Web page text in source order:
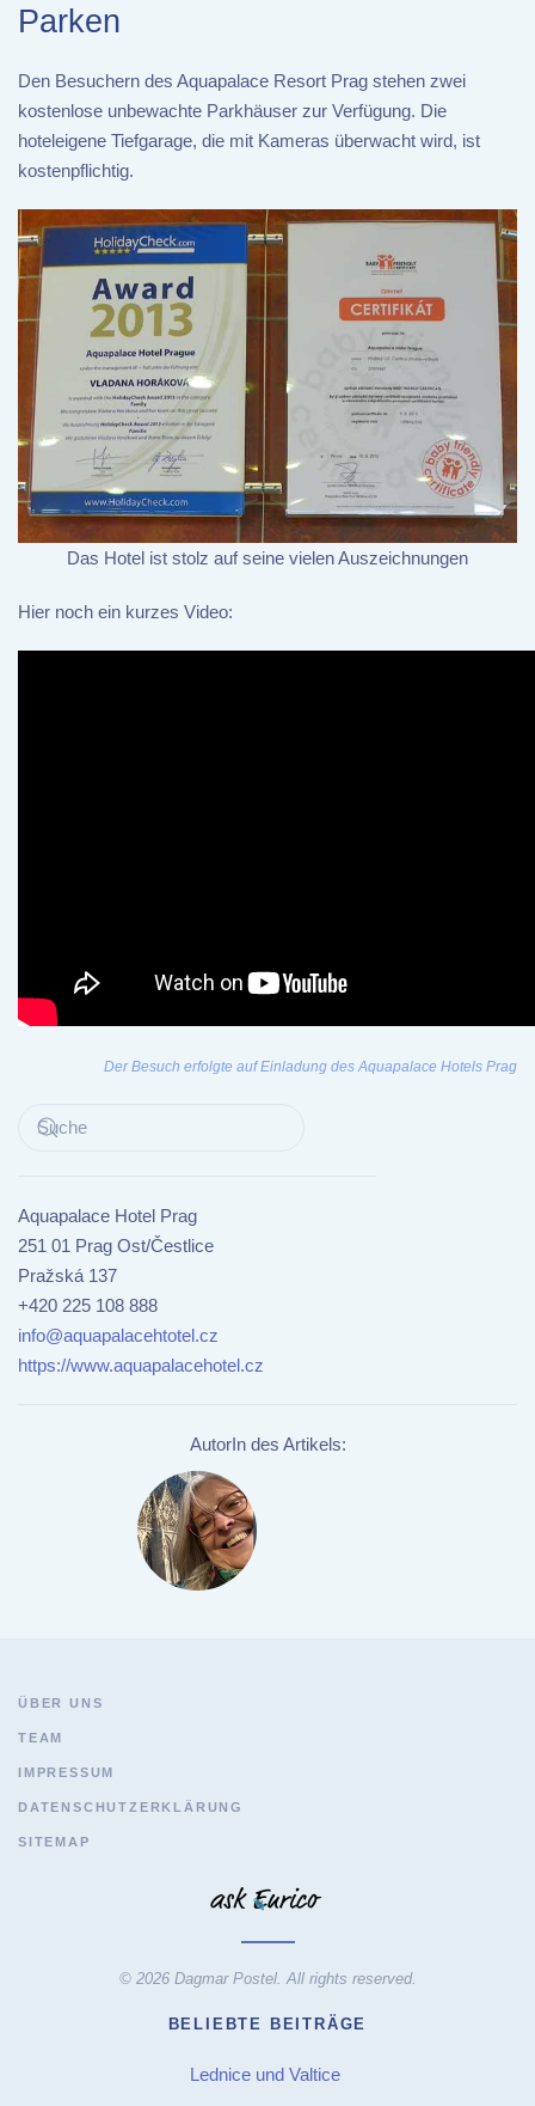
Parken
Den Besuchern des Aquapalace Resort Prag stehen zwei
kostenlose unbewachte Parkhäuser zur Verfügung. Die
hoteleigene Tiefgarage, die mit Kameras überwacht wird, ist
kostenpflichtig.
Das Hotel ist stolz auf seine vielen Auszeichnungen
Hier noch ein kurzes Video:
Der Besuch erfolgte auf Einladung des Aquapalace Hotels Prag
Aquapalace Hotel Prag
251 01 Prag Ost/Čestlice
Pražská 137
+420 225 108 888
info@aquapalacehtotel.cz
https://www.aquapalacehotel.cz
AutorIn des Artikels:
ÜBER UNS
TEAM
IMPRESSUM
DATENSCHUTZERKLÄRUNG
SITEMAP
© 2026 Dagmar Postel. All rights reserved.
BELIEBTE BEITRÄGE
Lednice und Valtice